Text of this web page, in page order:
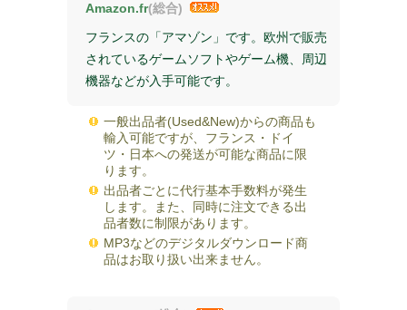
Amazon.fr(総合)
フランスの「アマゾン」です。欧州で販売
されているゲームソフトやゲーム機、周辺
機器などが入手可能です。
一般出品者(Used&New)からの商品も
輸入可能ですが、フランス・ドイ
ツ・日本への発送が可能な商品に限
ります。
出品者ごとに代行基本手数料が発生
します。また、同時に注文できる出
品者数に制限があります。
MP3などのデジタルダウンロード商
品はお取り扱い出来ません。